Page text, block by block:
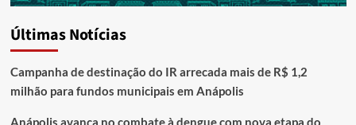
Últimas Notícias
Campanha de destinação do IR arrecada mais de R$ 1,2
milhão para fundos municipais em Anápolis
Anápolis avança no combate à dengue com nova etapa do